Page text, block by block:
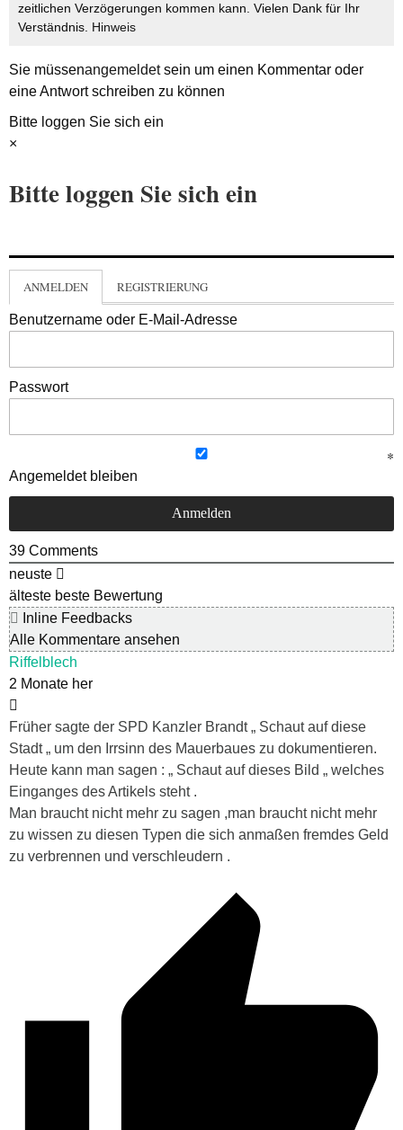
zeitlichen Verzögerungen kommen kann. Vielen Dank für Ihr
Verständnis. Hinweis
Sie müssenangemeldetsein um einen Kommentar oder
eine Antwort schreiben zu können
Bitte loggen Sie sich ein
×
Bitte loggen Sie sich ein
ANMELDEN REGISTRIERUNG
Benutzername oder E-Mail-Adresse
Passwort
Angemeldet bleiben
39 Comments
neuste
älteste beste Bewertung
Inline Feedbacks
Alle Kommentare ansehen
Riffelblech
2 Monate her
Früher sagte der SPD Kanzler Brandt „ Schaut auf diese
Stadt „ um den Irrsinn des Mauerbaues zu dokumentieren.
Heute kann man sagen : „ Schaut auf dieses Bild „ welches
Einganges des Artikels steht .
Man braucht nicht mehr zu sagen ,man braucht nicht mehr
zu wissen zu diesen Typen die sich anmaßen fremdes Geld
zu verbrennen und verschleudern .